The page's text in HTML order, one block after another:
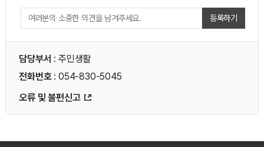
등록하기
담당부서 : 주민생활
전화번호: 054-830-5045
오류 및 불편신고